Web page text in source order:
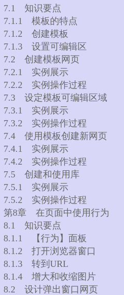
7.1 知识要点
7.1.1 模板的特点
7.1.2 创建模板
7.1.3 设置可编辑区
7.2 创建模板网页
7.2.1 实例展示
7.2.2 实例操作过程
7.3 设定模板可编辑区域
7.3.1 实例展示
7.3.2 实例操作过程
7.4 使用模板创建新网页
7.4.1 实例展示
7.4.2 实例操作过程
7.5 创建和使用库
7.5.1 实例展示
7.5.2 实例操作过程
第8章 在页面中使用行为
8.1 知识要点
8.1.1 【行为】面板
8.1.2 打开浏览器窗口
8.1.3 转到URL
8.1.4 增大和收缩图片
8.2 设计弹出窗口网页